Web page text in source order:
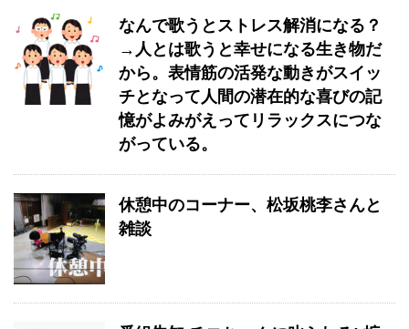
なんで歌うとストレス解消になる？
→人とは歌うと幸せになる生き物だ
から。表情筋の活発な動きがスイッ
チとなって人間の潜在的な喜びの記
憶がよみがえってリラックスにつな
がっている。
休憩中のコーナー、松坂桃李さんと
雑談